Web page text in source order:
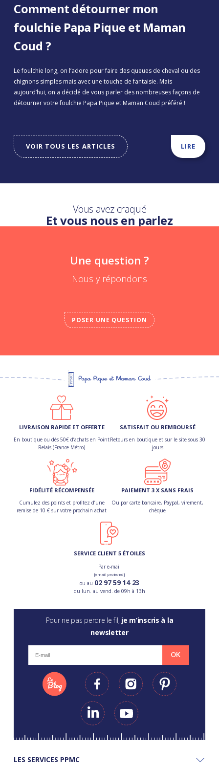
Comment détourner mon
foulchie Papa Pique et Maman
Coud ?
Le foulchie long, on l’adore pour faire des queues de cheval ou des
chignons simples mais avec une touche de fantaisie. Mais
aujourd’hui, on a décidé de vous parler des nombreuses façons de
détourner votre foulchie Papa Pique et Maman Coud préféré !
VOIR TOUS LES ARTICLES LIRE
Vous avez craqué
Et vous nous en parlez
Une question ?
Nous y répondons
POSER UNE QUESTION
LIVRAISON RAPIDE ET OFFERTE
En boutique ou dès 50€ d’achats en Point
Relais (France Métro)
SATISFAIT OU REMBOURSÉ
Retours en boutique et sur le site sous 30
jours
FIDÉLITÉ RÉCOMPENSÉE
Cumulez des points et profitez d’une
remise de 10 € sur votre prochain achat
PAIEMENT 3 X SANS FRAIS
Ou par carte bancaire, Paypal, virement,
chèque
SERVICE CLIENT 5 ÉTOILES
Par e-mail
[email protected]
ou au 02 97 59 14 23
du lun. au vend. de 09h à 13h
Pour ne pas perdre le fil, je m’inscris à la
newsletter
OK
LES SERVICES PPMC